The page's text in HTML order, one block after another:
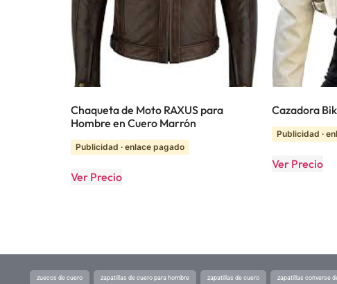
Chaqueta de Moto RAXUS para
Hombre en Cuero Marrón
Publicidad · enlace pagado
Ver Precio
Cazadora
Publicidad ·
Ver Precio
zuecos de cuero zapatillas de cuero para hombre zapatillas de cuero zapatillas converse